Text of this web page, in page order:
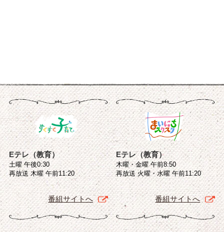
Eテレ（教育）
土曜 午後0:30
再放送 木曜 午前11:20
番組サイトへ
Eテレ（教育）
木曜・金曜 午前8:50
再放送 火曜・水曜 午前11:20
番組サイトへ